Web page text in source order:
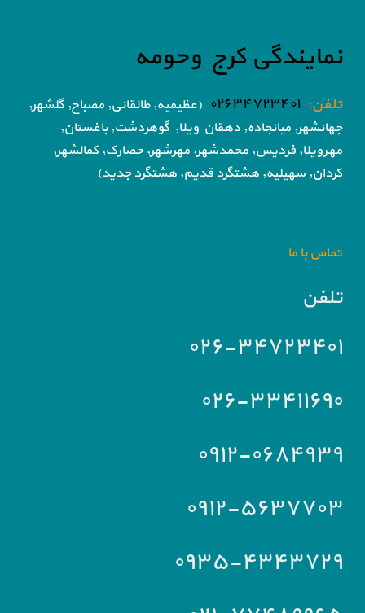
نمایندگی کرج وحومه
تلفن: ۰۲۶۳۴۷۲۳۴۰۱
(عظیمیه, طالقانی, مصباح, گلشهر,
جهانشهر, میانجاده, دهقان ویلا, گوهردشت, باغستان,
مهرویلا, فردیس, محمدشهر, مهرشهر, حصارک, کمالشهر,
کردان, سهیلیه, هشتگرد قدیم, هشتگرد جدید)
تماس با ما
تلفن
۰۲۶-۳۴۷۲۳۴۰۱
۰۲۶-۳۳۴۱۱۶۹۰
۰۹۱۲-۰۶۸۴۹۳۹
۰۹۱۲-۵۶۳۷۷۰۳
۰۹۳۵-۴۳۴۳۷۲۹